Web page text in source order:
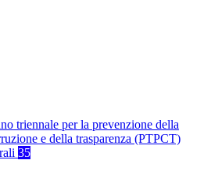
triennale per la prevenzione della
e della trasparenza (PTPCT)
35